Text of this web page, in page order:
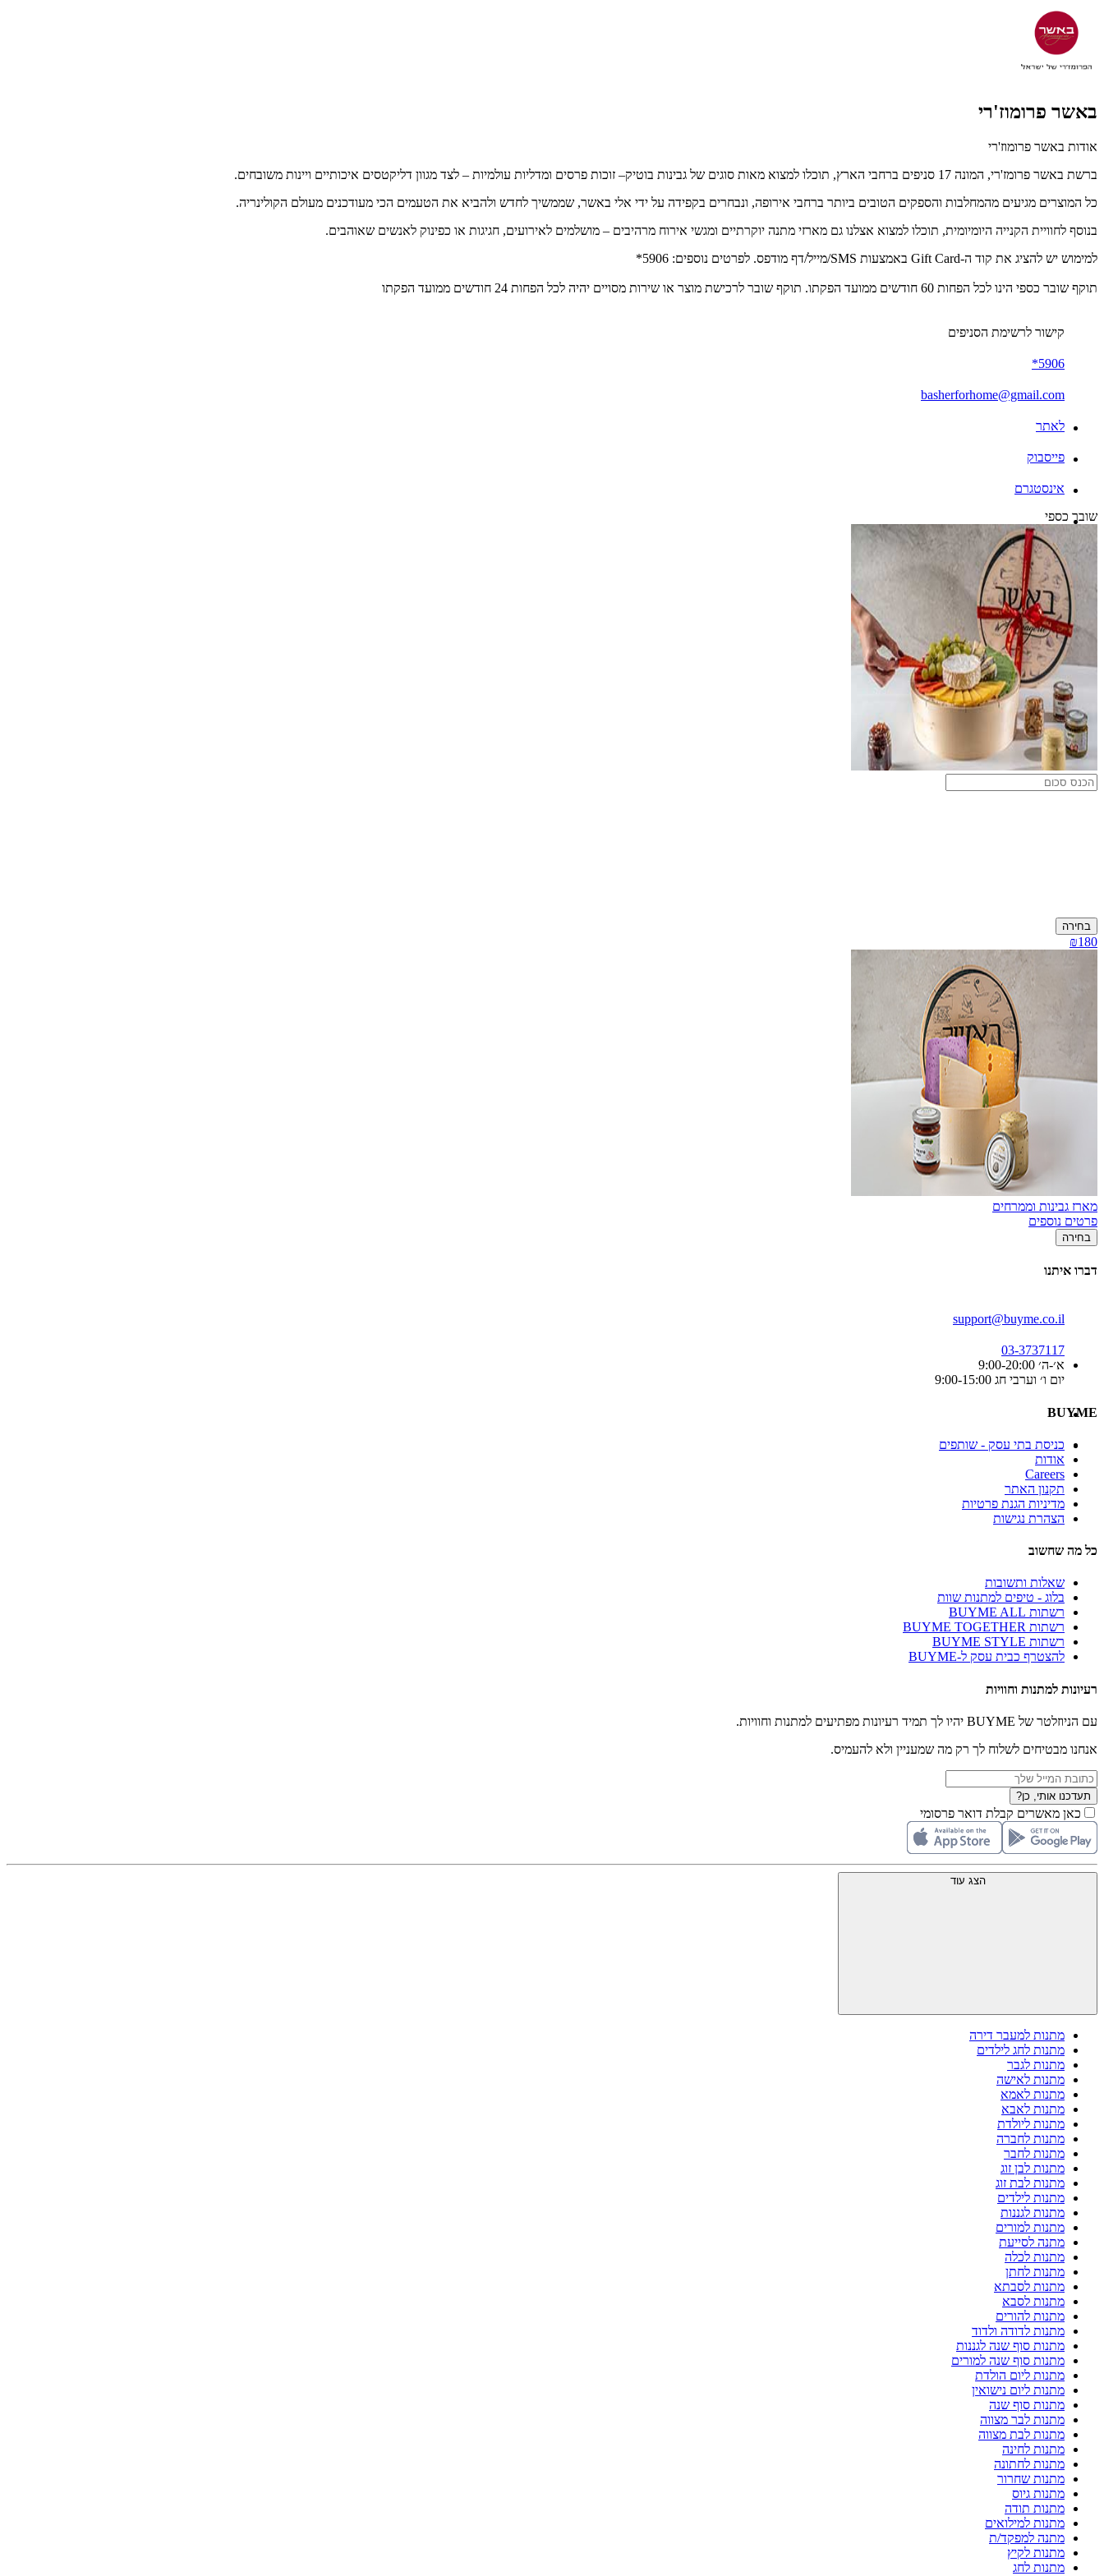
באשר פרומוז'רי
אודות באשר פרומוז'רי
ברשת באשר פרומז'רי, המונה 17 סניפים ברחבי הארץ, תוכלו למצוא מאות סוגים של גבינות בוטיק– זוכות פרסים ומדליות עולמיות – לצד מגוון דליקטסים איכותיים ויינות משובחים.
כל המוצרים מגיעים מהמחלבות והספקים הטובים ביותר ברחבי אירופה, ונבחרים בקפידה על ידי אלי באשר, שממשיך לחדש ולהביא את הטעמים הכי מעודכנים מעולם הקולינריה.
בנוסף לחוויית הקנייה היומיומית, תוכלו למצוא אצלנו גם מארזי מתנה יוקרתיים ומגשי אירוח מרהיבים – מושלמים לאירועים, חגיגות או כפינוק לאנשים שאוהבים.
למימוש יש להציג את קוד ה-Gift Card באמצעות SMS/מייל/דף מודפס. לפרטים נוספים: 5906*
תוקף שובר כספי הינו לכל הפחות 60 חודשים ממועד הפקתו. תוקף שובר לרכישת מוצר או שירות מסויים יהיה לכל הפחות 24 חודשים ממועד הפקתו
קישור לרשימת הסניפים
5906*
basherforhome@gmail.com
לאתר
פייסבוק
אינסטגרם
שובר כספי
בחירה
₪180
מארז גבינות וממרחים
פרטים נוספים
בחירה
דברו איתנו
support@buyme.co.il
03-3737117
א׳-ה׳ 9:00-20:00
יום ו׳ וערבי חג 9:00-15:00
BUYME
כניסת בתי עסק - שותפים
אודות
Careers
תקנון האתר
מדיניות הגנת פרטיות
הצהרת נגישות
כל מה שחשוב
שאלות ותשובות
בלוג - טיפים למתנות שוות
רשתות BUYME ALL
רשתות BUYME TOGETHER
רשתות BUYME STYLE
להצטרף כבית עסק ל-BUYME
רעיונות למתנות וחוויות
עם הניוזלטר של BUYME יהיו לך תמיד רעיונות מפתיעים למתנות וחוויות.
אנחנו מבטיחים לשלוח לך רק מה שמעניין ולא להעמיס.
תעדכנו אותי, כן?
כאן מאשרים קבלת דואר פרסומי
הצג עוד
מתנות למעבר דירה
מתנות לחג לילדים
מתנות לגבר
מתנות לאישה
מתנות לאמא
מתנות לאבא
מתנות ליולדת
מתנות לחברה
מתנות לחבר
מתנות לבן זוג
מתנות לבת זוג
מתנות לילדים
מתנות לגננות
מתנות למורים
מתנה לסייעת
מתנות לכלה
מתנות לחתן
מתנות לסבתא
מתנות לסבא
מתנות להורים
מתנות לדודה ולדוד
מתנות סוף שנה לגננות
מתנות סוף שנה למורים
מתנות ליום הולדת
מתנות ליום נישואין
מתנות סוף שנה
מתנות לבר מצווה
מתנות לבת מצווה
מתנות לחינה
מתנות לחתונה
מתנות שחרור
מתנות גיוס
מתנות תודה
מתנות למילואים
מתנה למפקד/ת
מתנות לקיץ
מתנות לחג